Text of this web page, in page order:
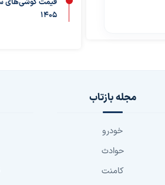
1405
مجله بازتاب
خودرو
حوادث
کامنت